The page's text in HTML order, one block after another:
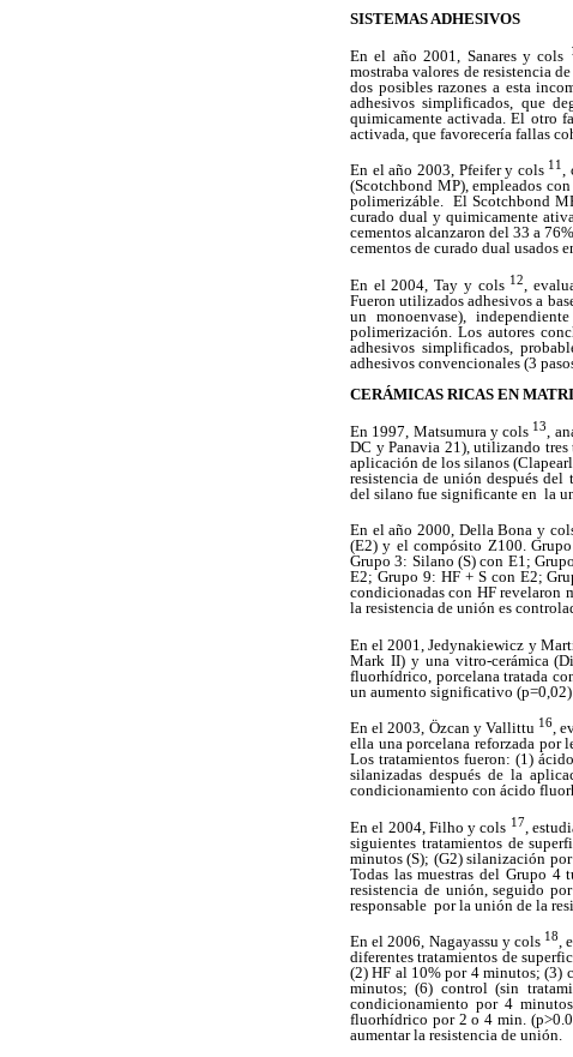
SISTEMAS ADHESIVOS
En el año 2001, Sanares y cols
mostraba valores de resistencia
dos posibles razones a esta
adhesivos simplificados, que
quimicamente activada. El otro
activada, que favorecería fallas
En el año 2003, Pfeifer y cols 11 ,
(Scotchbond MP), empleados
polimerizáble. El Scotchbond
curado dual y quimicamente
cementos alcanzaron del 33 a
cementos de curado dual
En el 2004, Tay y cols 12
,
Fueron utilizados adhesivos a
un monoenvase),
polimerización. Los autores
adhesivos simplificados,
adhesivos convencionales (3
CERÁMICAS RICAS EN
En 1997, Matsumura y cols 13
,
DC y Panavia 21), utilizando tres
aplicación de los silanos
resistencia de unión después
del silano fue significante en la
En el año 2000, Della Bona y
(E2) y el compósito Z100.
Grupo 3: Silano (S) con E1;
E2; Grupo 9: HF + S con E2;
condicionadas con HF revelaron
la resistencia de unión es
En el 2001, Jedynakiewicz y
Mark II) y una vitro-cerámica
fluorhídrico, porcelana tratada
un aumento significativo (p=0,02)
En el 2003, Özcan y Vallittu 16,
ella una porcelana reforzada por
Los tratamientos fueron: (1)
silanizadas después de la
condicionamiento con ácido
En el 2004, Filho y cols 17 ,
siguientes tratamientos de
minutos (S); (G2) silanización
Todas las muestras del Grupo
resistencia de unión, seguido
responsable por la unión de la
En el 2006, Nagayassu y cols 18,
diferentes tratamientos de
(2) HF al 10% por 4 minutos; (3)
minutos; (6) control (sin
condicionamiento por 4
fluorhídrico por 2 o 4 min.
aumentar la resistencia de unión.